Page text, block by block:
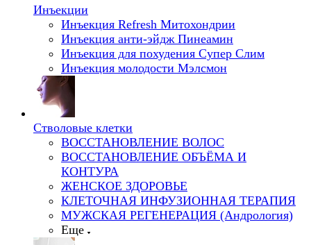
Инъекции
Инъекция Refresh Митохондрии
Инъекция анти-эйдж Пинеамин
Инъекция для похудения Супер Слим
Инъекция молодости Мэлсмон
Стволовые клетки
ВОССТАНОВЛЕНИЕ ВОЛОС
ВОССТАНОВЛЕНИЕ ОБЪЁМА И
КОНТУРА
ЖЕНСКОЕ ЗДОРОВЬЕ
КЛЕТОЧНАЯ ИНФУЗИОННАЯ ТЕРАПИЯ
МУЖСКАЯ РЕГЕНЕРАЦИЯ (Андрология)
Еще